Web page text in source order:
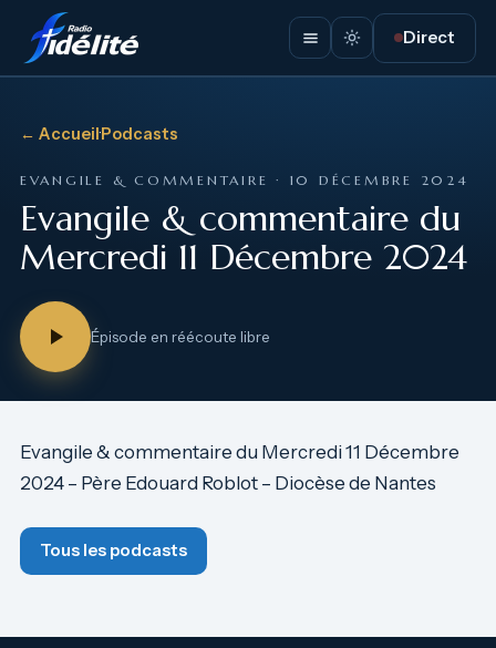
Direct
← Accueil·Podcasts
EVANGILE & COMMENTAIRE · 10 DÉCEMBRE 2024
Evangile & commentaire du
Mercredi 11 Décembre 2024
Épisode en réécoute libre
Evangile & commentaire du Mercredi 11 Décembre
2024 – Père Edouard Roblot – Diocèse de Nantes
Tous les podcasts